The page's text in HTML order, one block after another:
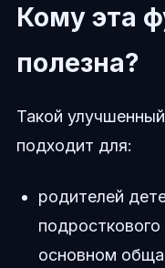
Кому эта
полезна?
Такой
подходит для:
родителей
основном